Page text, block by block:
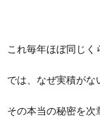
これ毎年ほぼ同じく
では、なぜ実積がな
その本当の秘密を次